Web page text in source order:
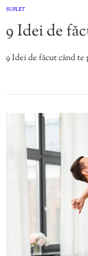
SUFLET
9 Idei de
9 Idei de făcut când